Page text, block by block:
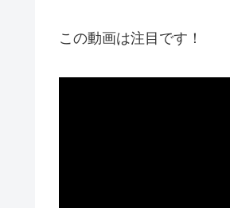
この動画は注目です！